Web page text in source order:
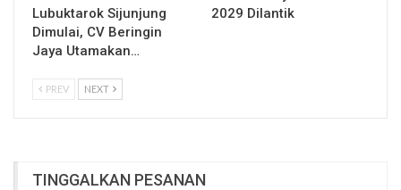
Lubuktarok Sijunjung
Dimulai, CV Beringin
Jaya Utamakan…
2029 Dilantik
PREV NEXT
TINGGALKAN PESANAN